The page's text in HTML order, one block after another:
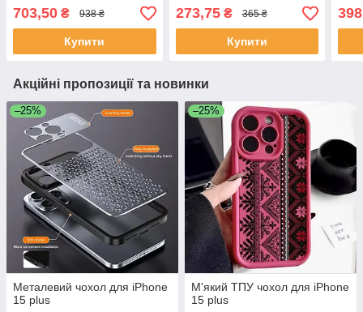
703,50 ₴ 938 ₴
Купити
273,75₴ 365 ₴
Купити
Акційні пропозиції та новинки
–25%
Металевий чохол для iPhone
15 plus
–25%
М'який ТПУ чохол для iPhone
15 plus